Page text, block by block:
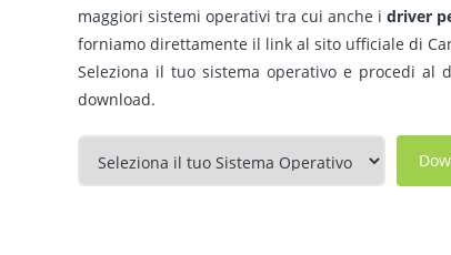
maggiori sistemi operativi tra cui anche idriver
forniamo direttamente il link al sito ufficiale di
Seleziona il tuo sistema operativo e procedi al
download.